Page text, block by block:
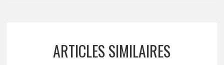
ARTICLES SIMILAIRES